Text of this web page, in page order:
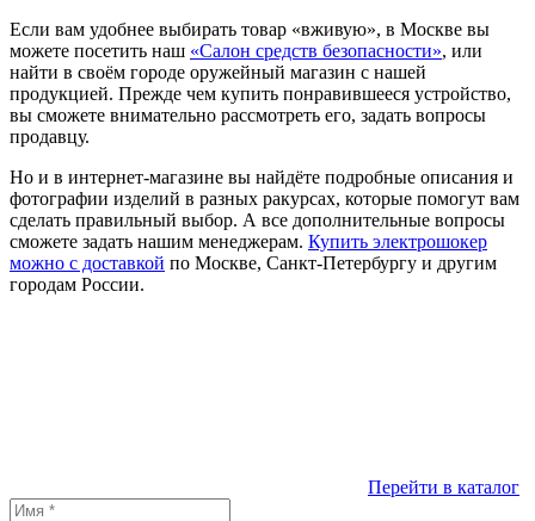
Если вам удобнее выбирать товар «вживую», в Москве вы
можете посетить наш «Салон средств безопасности», или
найти в своём городе оружейный магазин с нашей
продукцией. Прежде чем купить понравившееся устройство,
вы сможете внимательно рассмотреть его, задать вопросы
продавцу.
Но и в интернет-магазине вы найдёте подробные описания и
фотографии изделий в разных ракурсах, которые помогут вам
сделать правильный выбор. А все дополнительные вопросы
сможете задать нашим менеджерам. Купить электрошокер
можно с доставкой по Москве, Санкт-Петербургу и другим
городам России.
Перейти в каталог